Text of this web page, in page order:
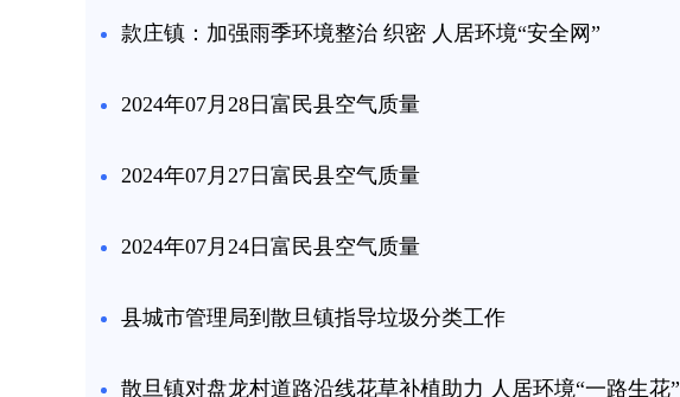
款庄镇：加强雨季环境整治 织密 人居环境“安全网”
2024年07月28日富民县空气质量
2024年07月27日富民县空气质量
2024年07月24日富民县空气质量
县城市管理局到散旦镇指导垃圾分类工作
散旦镇对盘龙村道路沿线花草补植助力 人居环境“一路生花”